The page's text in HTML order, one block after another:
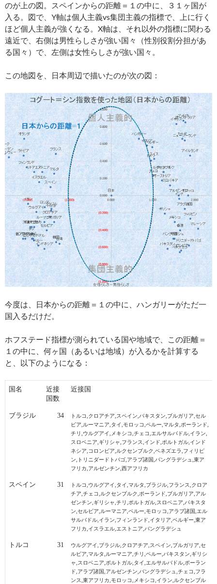
のが上の図。スペインからの距離＝１の中に、３１ヶ国が
入る。図で、Y軸は個人主義vs集団主義の指標で、上に行く
ほど個人主義が強くなる。X軸は、それ以外の指標に関わる
遠近で、右側は男性らしさが強い国々（性別役割分担があ
る国々）で、左側は女性らしさが強い国々。
この地図を、日本周辺で描いたのが次の図：
今度は、日本からの距離＝１の中に、ハンガリーがただ一
国入るだけだ。
ホフステード指標が測られている国や地域で、この距離＝
１の中に、何ヶ国（あるいは地域）が入るかを計算する
と、以下のようになる：
国名
近接
国数
近接国
ブラジル 34
トルコ,クロアチア,スペイン,パキスタン,ブルガリア,セル
ビア,ルーマニア,タイ,モロッコ,ペルー,マルタ,ポーランド,
チリ,ウルグアイ,メキシコ,チェコ,エルサルバドル,イラン,
スロベニア,ギリシャ,フランス,インド,ポルトガル,インド
ネシア,コロンビア,ルクセンブルク,ベネズエラ,フィリピ
ン,トリニダードトバゴ,アラブ諸国,バングラデシュ,東ア
フリカ,アルゼンチン,西アフリカ
スペイン 31
トルコ,ウルグアイ,タイ,マルタ,ブラジル,フランス,クロア
チア,チェコ,ルクセンブルク,ポーランド,ブルガリア,アル
ゼンチン,ギリシャ,チリ,ポルトガル,スロベニア,パキスタ
ン,セルビア,ルーマニア,ペルー,モロッコ,アラブ諸国,エル
サルバドル,イラン,フィンランド,イタリア,ベルギー,東ア
フリカ,イスラエル,エストニア,バングラデシュ
トルコ 31
ウルグアイ,ブラジル,クロアチア,スペイン,ブルガリア,セ
ルビア,マルタ,ルーマニア,チリ,ペルー,パキスタン,ギリシ
ャ,スロベニア,ポルトガル,タイ,エルサルバドル,ポーラン
ド,アラブ諸国,アルゼンチン,バングラデシュ,チェコ,フラ
ンス,東アフリカ,モロッコ,メキシコ,イラン,ルクセンブル